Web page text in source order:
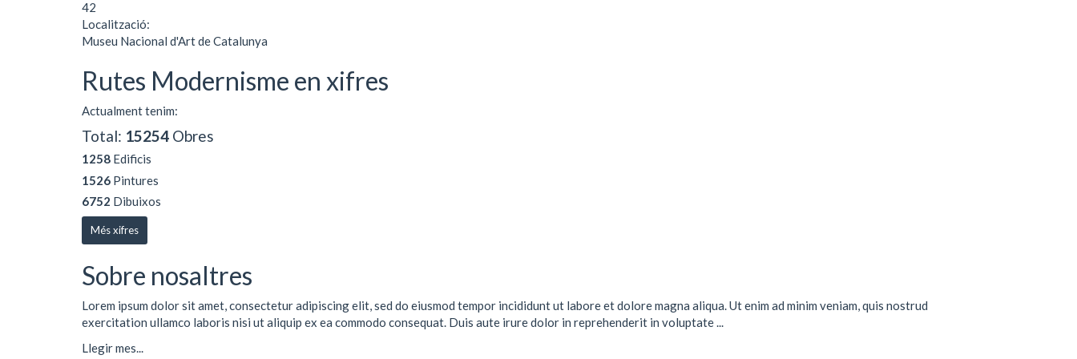
42
Localització:
Museu Nacional d'Art de Catalunya
Rutes Modernisme en xifres
Actualment tenim:
Total: 15254 Obres
1258 Edificis
1526 Pintures
6752 Dibuixos
Més xifres
Sobre nosaltres
Lorem ipsum dolor sit amet, consectetur adipiscing elit, sed do eiusmod tempor incididunt ut labore et dolore magna aliqua. Ut enim ad minim veniam, quis nostrud
exercitation ullamco laboris nisi ut aliquip ex ea commodo consequat. Duis aute irure dolor in reprehenderit in voluptate ...
Llegir mes...